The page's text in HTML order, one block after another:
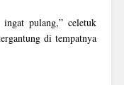
pulang,” celetuk
di tempatnya